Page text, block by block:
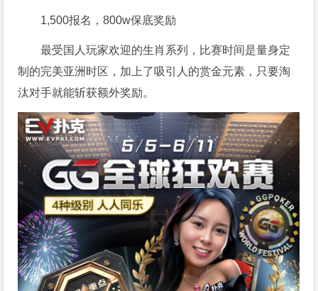
1,500报名，800w保底奖励
最受国人玩家欢迎的生肖系列，比赛时间是量身定
制的完美亚洲时区，加上了吸引人的赏金元素，只要淘
汰对手就能斩获额外奖励。